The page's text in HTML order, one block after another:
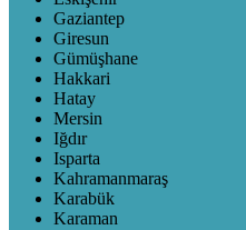
Gaziantep
Giresun
Gümüşhane
Hakkari
Hatay
Mersin
Iğdır
Isparta
Kahramanmaraş
Karabük
Karaman